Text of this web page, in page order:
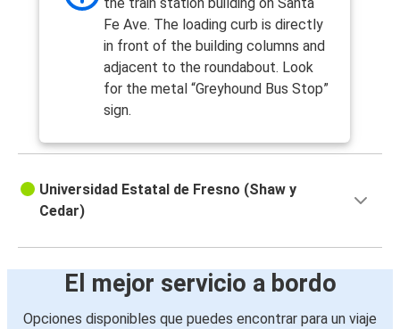
Fe Ave. The loading curb is directly
in front of the building columns and
adjacent to the roundabout. Look
for the metal “Greyhound Bus Stop”
sign.
Universidad Estatal de Fresno (Shaw y
Cedar)
El mejor servicio a bordo
Opciones disponibles que puedes encontrar para un viaje